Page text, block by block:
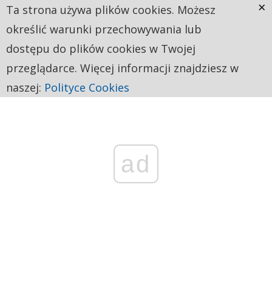
ad
Ta strona używa plików cookies. Możesz
określić warunki przechowywania lub
dostępu do plików cookies w Twojej
przeglądarce. Więcej informacji znajdziesz w
naszej: Polityce Cookies
×